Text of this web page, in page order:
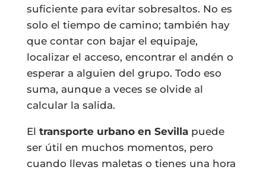
suficiente para evitar sobresaltos. No es
solo el tiempo de camino; también hay
que contar con bajar el equipaje,
localizar el acceso, encontrar el andén o
esperar a alguien del grupo. Todo eso
suma, aunque a veces se olvide al
calcular la salida.
El transporte urbano en Sevillapuede
ser útil en muchos momentos, pero
cuando llevas maletas o tienes una hora